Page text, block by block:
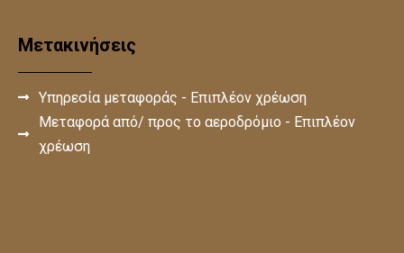
Μετακινήσεις
Υπηρεσία μεταφοράς - Επιπλέον χρέωση
Μεταφορά από/ προς το αεροδρόμιο - Επιπλέον
χρέωση